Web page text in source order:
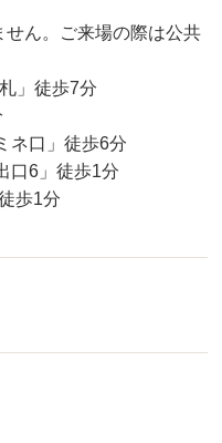
ん。ご来場の際は公共
」徒歩7分
ネ口」徒歩6分
口6」徒歩1分
歩1分